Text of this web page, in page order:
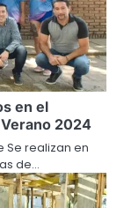
en el
2024
Se realizan en
de…